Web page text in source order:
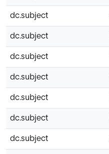
dc.subject
dc.subject
dc.subject
dc.subject
dc.subject
dc.subject
dc.subject